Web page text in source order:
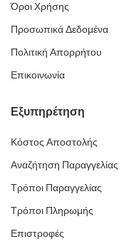
Όροι Χρήσης
Προσωπικά Δεδομένα
Πολιτική Απορρήτου
Επικοινωνία
Εξυπηρέτηση
Κόστος Αποστολής
Αναζήτηση Παραγγελίας
Τρόποι Παραγγελίας
Τρόποι Πληρωμής
Επιστροφές